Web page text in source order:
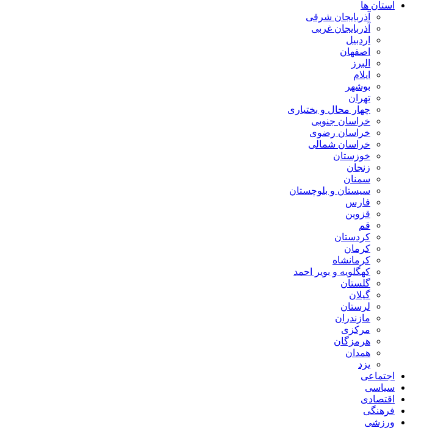
استان ها
آذربایجان شرقی
آذربایجان غربی
اردبیل
اصفهان
البرز
ایلام
بوشهر
تهران
چهار محال و بختیاری
خراسان جنوبی
خراسان رضوی
خراسان شمالی
خوزستان
زنجان
سمنان
سیستان و بلوچستان
فارس
قزوین
قم
کردستان
کرمان
کرمانشاه
کهگلویه و بویر احمد
گلستان
گیلان
لرستان
مازندران
مرکزی
هرمزگان
همدان
یزد
اجتماعی
سیاسی
اقتصادی
فرهنگی
ورزشی